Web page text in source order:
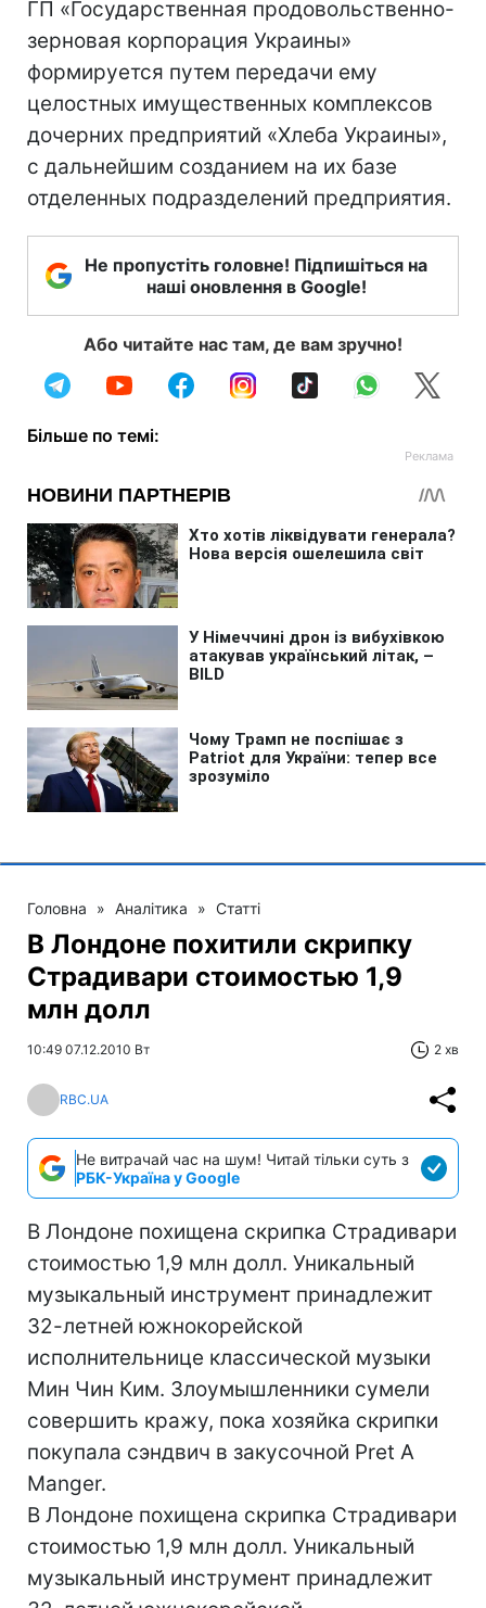
ГП «Государственная продовольственно-
зерновая корпорация Украины»
формируется путем передачи ему
целостных имущественных комплексов
дочерних предприятий «Хлеба Украины»,
с дальнейшим созданием на их базе
отделенных подразделений предприятия.
Не пропустіть головне! Підпишіться на
наші оновлення в Google!
Або читайте нас там, де вам зручно!
Більше по темі:
Головна » Аналітика » Статті
В Лондоне похитили скрипку
Страдивари стоимостью 1,9
млн долл
10:49 07.12.2010 Вт 2 хв
RBC.UA
Не витрачай час на шум! Читай тільки суть з
РБК-Україна у Google
В Лондоне похищена скрипка Страдивари
стоимостью 1,9 млн долл. Уникальный
музыкальный инструмент принадлежит
32-летней южнокорейской
исполнительнице классической музыки
Мин Чин Ким. Злоумышленники сумели
совершить кражу, пока хозяйка скрипки
покупала сэндвич в закусочной Pret A
Manger.
В Лондоне похищена скрипка Страдивари
стоимостью 1,9 млн долл. Уникальный
музыкальный инструмент принадлежит